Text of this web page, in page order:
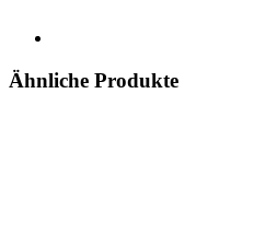
Ähnliche Produkte